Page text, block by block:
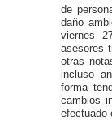
de
daño
viernes
asesores
otras
incluso
forma
cambios
efectuado